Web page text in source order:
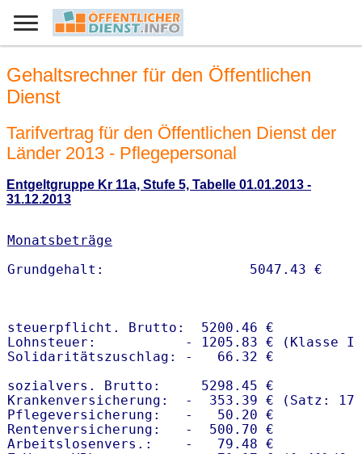
Gehaltsrechner für den Öffentlichen
Dienst
Tarifvertrag für den Öffentlichen Dienst der
Länder 2013 - Pflegepersonal
Entgeltgruppe Kr 11a, Stufe 5, Tabelle 01.01.2013 -
31.12.2013
Monatsbeträge
steuerpflicht. Brutto:  5200.46 €
Lohnsteuer:           - 1205.83 € (Klasse I)
Solidaritätszuschlag: -   66.32 €
sozialvers. Brutto:     5298.45 €
Krankenversicherung:  -  353.39 € (Satz:
Pflegeversicherung:   -   50.20 €
Rentenversicherung:   -  500.70 €
Arbeitslosenvers.:    -   79.48 €